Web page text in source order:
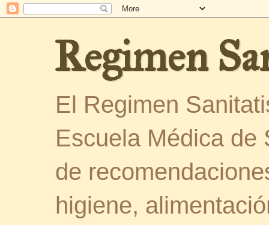
Regimen
El Regimen
Escuela Médica de
de
higiene,